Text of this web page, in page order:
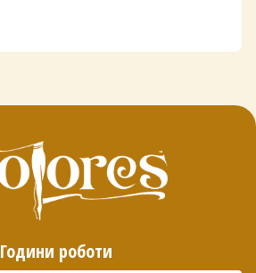
Години роботи